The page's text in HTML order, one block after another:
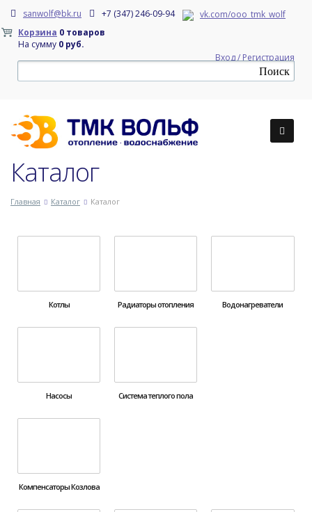
sanwolf@bk.ru +7 (347) 246-09-94
vk.com/ooo_tmk_wolf
Корзина 0 товаров
На сумму 0 руб.
Вход / Регистрация
Каталог
Главная Каталог Каталог
Котлы Радиаторы отопления Водонагреватели
Насосы Система теплого пола
Компенсаторы Козлова